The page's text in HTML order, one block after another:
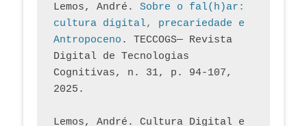
Lemos, André. Sobre o fal(h)ar:
cultura digital, precariedade e
Antropoceno . TECCOGS— Revista
Digital de Tecnologias
Cognitivas, n. 31, p. 94-107,
2025.
Lemos, André. Cultura Digital e